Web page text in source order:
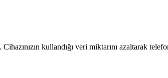
kullandığı veri miktarını azaltarak